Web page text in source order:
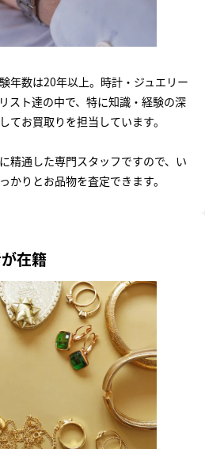
年数は20年以上。時計・ジュエリー
スト達の中で、特に知識・経験の深
てお買取りを担当しています。
精通した専門スタッフですので、い
かりとお品物を査定できます。
在籍